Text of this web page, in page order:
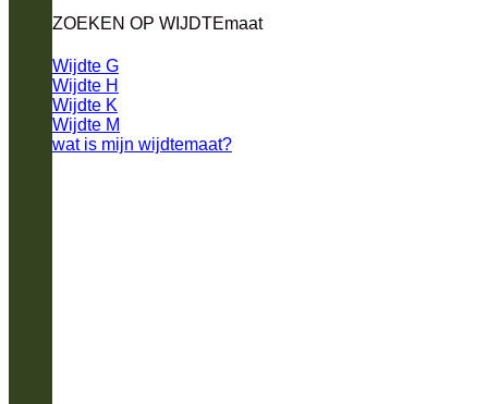
ZOEKEN OP WIJDTEmaat
Wijdte G
Wijdte H
Wijdte K
Wijdte M
wat is mijn wijdtemaat?